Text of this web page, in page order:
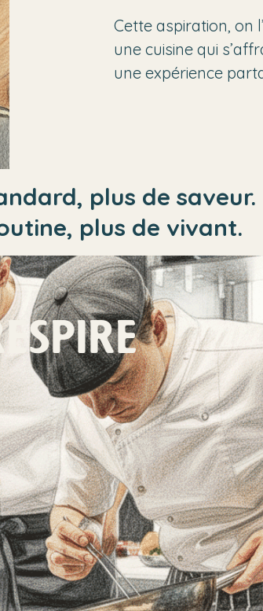
Cette aspiration, on
une cuisine qui
une expérience
plus de saveur.
plus de vivant.